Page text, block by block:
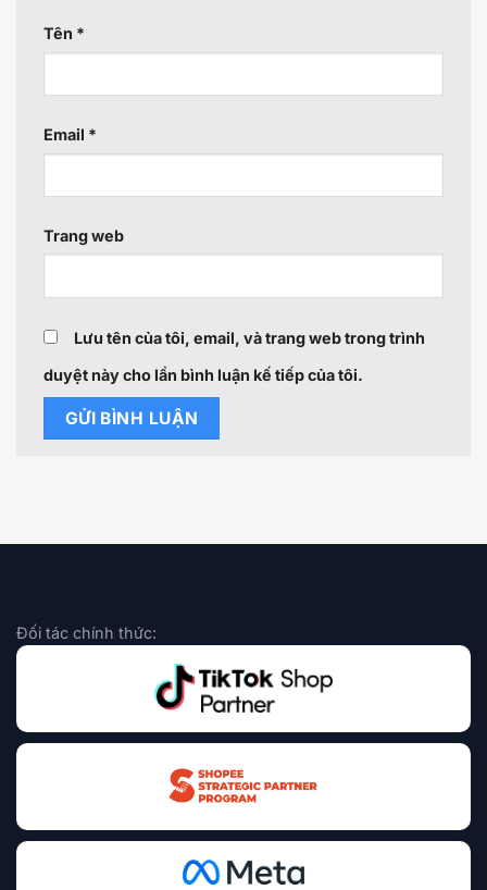
Tên *
Email *
Trang web
Lưu tên của tôi, email, và trang web trong trình
duyệt này cho lần bình luận kế tiếp của tôi.
Đối tác chính thức: